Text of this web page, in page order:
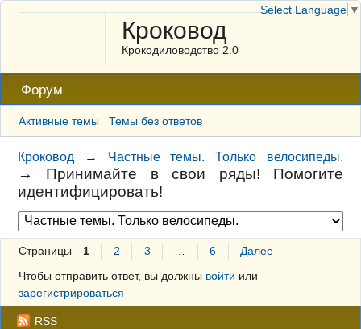
Кроковод
Крокодиловодство 2.0
Форум
Активные темы Темы без ответов
Кроковод → Частные темы. Только велосипеды.
→ Принимайте в свои ряды! Помогите
идентифицировать!
Страницы 1 2 3 6
Далее
Чтобы отправить ответ, вы должны войти или
зарегистрироваться
RSS
Select Language ▼